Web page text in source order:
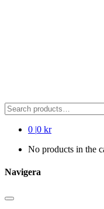
Search
for:
0 |0 kr
No products in the
Navigera